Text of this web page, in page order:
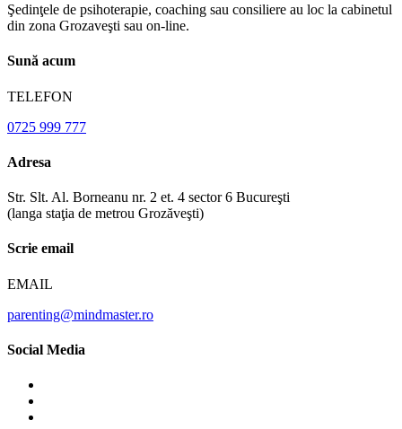
Şedinţele de psihoterapie, coaching sau consiliere au loc la cabinetul
din zona Grozaveşti sau on-line.
Sună acum
TELEFON
0725 999 777
Adresa
Str. Slt. Al. Borneanu nr. 2 et. 4 sector 6 Bucureşti
(langa staţia de metrou Grozăveşti)
Scrie email
EMAIL
parenting@mindmaster.ro
Social Media